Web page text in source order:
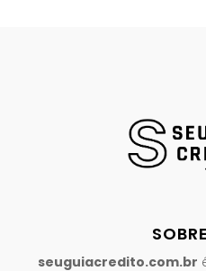
seuguiacredito.com.br